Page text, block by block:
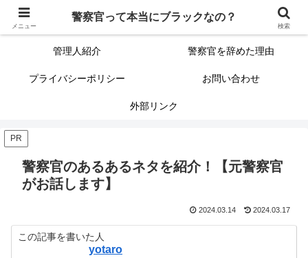
警察官って本当にブラックなの？ サイトマップ（記事一覧）
管理人紹介 警察官を辞めた理由
プライバシーポリシー お問い合わせ
外部リンク
PR
警察官のあるあるネタを紹介！【元警察官
がお話します】
2024.03.14 2024.03.17
この記事を書いた人
yotaro
メニュー
警察官って本当にブラックなの？
検索